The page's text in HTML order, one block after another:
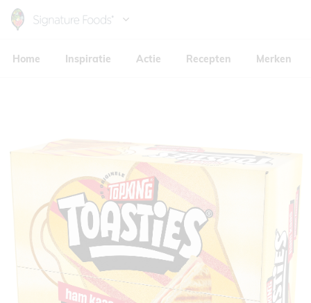
Skip
main
Home Inspiratie Actie Recepten Merken